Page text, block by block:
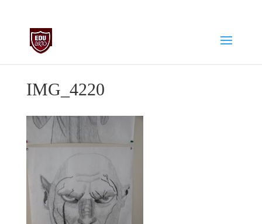
IMG_4220